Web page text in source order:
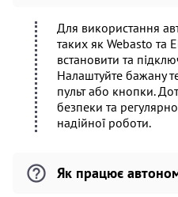
Для використання
таких як Webasto та
встановити та
Налаштуйте бажану
пульт або кнопки.
безпеки та
надійної роботи.
Як працює